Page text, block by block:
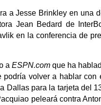
a Jesse Brinkley en una
Jean Bedard de
en la conferencia de
a ESPN.com que ha
volver a hablar con
Dallas para la tarjeta del
peleará contra